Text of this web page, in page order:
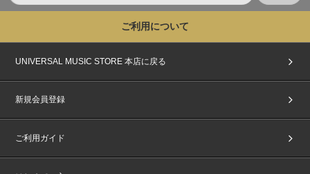
ご利用について
UNIVERSAL MUSIC STORE 本店に戻る
新規会員登録
ご利用ガイド